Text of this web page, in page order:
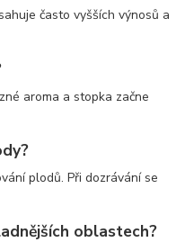
často vyšších výnosů a
aroma a stopka začne
plodů. Při dozrávání se
oblastech?